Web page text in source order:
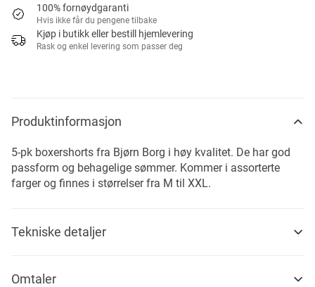
100% fornøydgaranti
Hvis ikke får du pengene tilbake
Kjøp i butikk eller bestill hjemlevering
Rask og enkel levering som passer deg
Produktinformasjon
5-pk boxershorts fra Bjørn Borg i høy kvalitet. De har god
passform og behagelige sømmer. Kommer i assorterte
farger og finnes i størrelser fra M til XXL.
Tekniske detaljer
Omtaler